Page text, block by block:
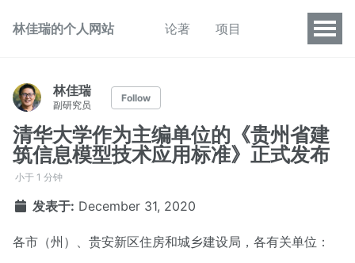
林佳瑞的个人网站 论著 项目
林佳瑞
副研究员
Follow
清华大学作为主编单位的《贵州省建
筑信息模型技术应用标准》正式发布
小于 1 分钟
发表于: December 31, 2020
各市（州）、贵安新区住房和城乡建设局，各有关单位：